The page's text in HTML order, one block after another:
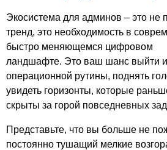
Экосистема для админов – это не
тренд, это необходимость в
быстро меняющемся цифровом
ландшафте. Это ваш шанс выйти
операционной рутины, поднять
увидеть горизонты, которые
скрыты за горой повседневных
Представьте, что вы больше не
постоянно тушащий мелкие